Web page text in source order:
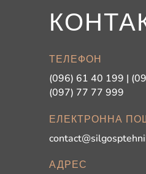
ТЕЛЕФОН
(096) 61 40 199 |
(097) 77 77 999
ЕЛЕКТРОННА
АДРЕС